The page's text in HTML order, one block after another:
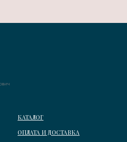
КАТАЛОГ
ОПЛАТА И ДОСТАВКА